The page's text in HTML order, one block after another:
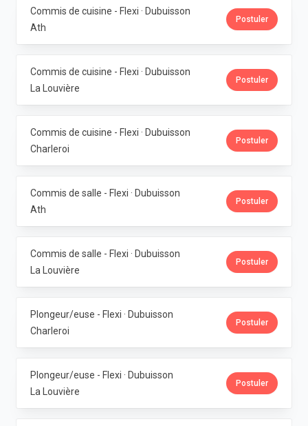
Commis de cuisine - Flexi · Dubuisson
Ath
Postuler
Commis de cuisine - Flexi · Dubuisson
La Louvière
Postuler
Commis de cuisine - Flexi · Dubuisson
Charleroi
Postuler
Commis de salle - Flexi · Dubuisson
Ath
Postuler
Commis de salle - Flexi · Dubuisson
La Louvière
Postuler
Plongeur/euse - Flexi · Dubuisson
Charleroi
Postuler
Plongeur/euse - Flexi · Dubuisson
La Louvière
Postuler